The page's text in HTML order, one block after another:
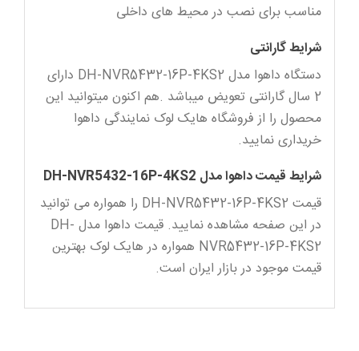
مناسب برای نصب در محیط های داخلی
شرایط گارانتی
دستگاه داهوا مدل DH-NVR5432-16P-4KS2 دارای
2 سال گارانتی تعویض میباشد .هم اکنون میتوانید این
محصول را از فروشگاه هایک لوک نمایندگی داهوا
خریداری نمایید.
شرایط قیمت داهوا مدل DH-NVR5432-16P-4KS2
قیمت DH-NVR5432-16P-4KS2 را همواره می توانید
در این صفحه مشاهده نمایید. قیمت داهوا مدل DH-
NVR5432-16P-4KS2 همواره در هایک لوک بهترین
قیمت موجود در بازار ایران است.